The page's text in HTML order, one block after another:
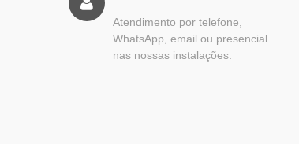
Atendimento por telefone,
WhatsApp, email ou presencial
nas nossas instalações.